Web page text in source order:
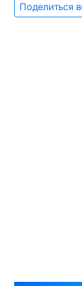
Поделиться в